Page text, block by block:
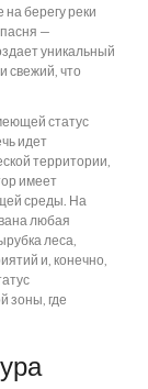
берегу реки
—
уникальный
свежий, что
статус
идет
территории,
имеет
среды. На
любая
леса,
и, конечно,
зоны, где